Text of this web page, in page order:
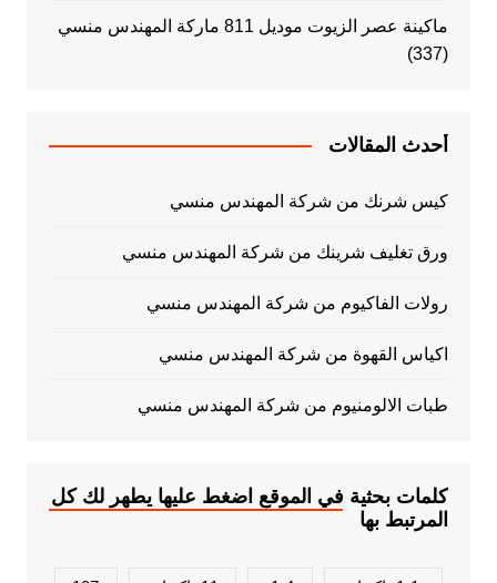
ماكينة عصر الزيوت موديل 811 ماركة المهندس منسي
(337)
أحدث المقالات
كيس شرنك من شركة المهندس منسي
ورق تغليف شرينك من شركة المهندس منسي
رولات الفاكيوم من شركة المهندس منسي
اكياس القهوة من شركة المهندس منسي
طبات الالومنيوم من شركة المهندس منسي
كلمات بحثية في الموقع اضغط عليها يطهر لك كل
المرتبط بها